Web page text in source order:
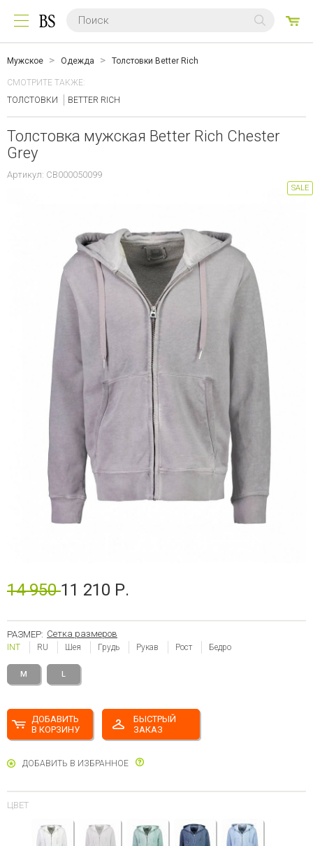
Мужское Одежда Толстовки Better Rich
СМОТРИТЕ ТАКЖЕ:
ТОЛСТОВКИ
BETTER RICH
Толстовка мужская Better Rich Chester
Grey
Артикул: CB000050099
SALE
14 95011 210 Р.
РАЗМЕР: Сетка размеров
INT RU Шея Грудь Рукав Рост Бедро
M L
ДОБАВИТЬ
В КОРЗИНУ
БЫСТРЫЙ
ЗАКАЗ
ДОБАВИТЬ В ИЗБРАННОЕ
ЦВЕТ